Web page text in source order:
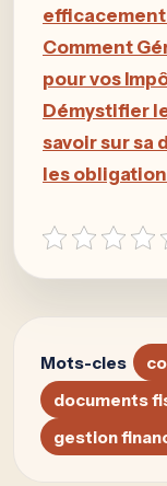
efficacement
Comment
pour vos
Démystifier
savoir sur sa
les
Mots-cles
documents
gestion